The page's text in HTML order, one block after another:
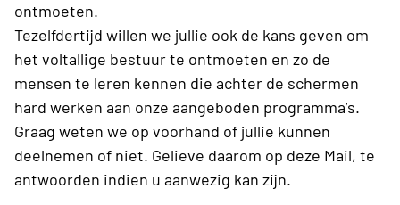
ontmoeten.
Tezelfdertijd willen we jullie ook de kans geven om
het voltallige bestuur te ontmoeten en zo de
mensen te leren kennen die achter de schermen
hard werken aan onze aangeboden programma’s.
Graag weten we op voorhand of jullie kunnen
deelnemen of niet. Gelieve daarom op deze Mail, te
antwoorden indien u aanwezig kan zijn.